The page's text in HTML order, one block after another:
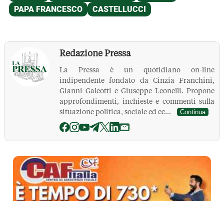
Redazione Pressa
La Pressa è un quotidiano on-line
indipendente fondato da Cinzia Franchini,
Gianni Galeotti e Giuseppe Leonelli. Propone
approfondimenti, inchieste e commenti sulla
situazione politica, sociale ed ec...
Continua
La Pressa